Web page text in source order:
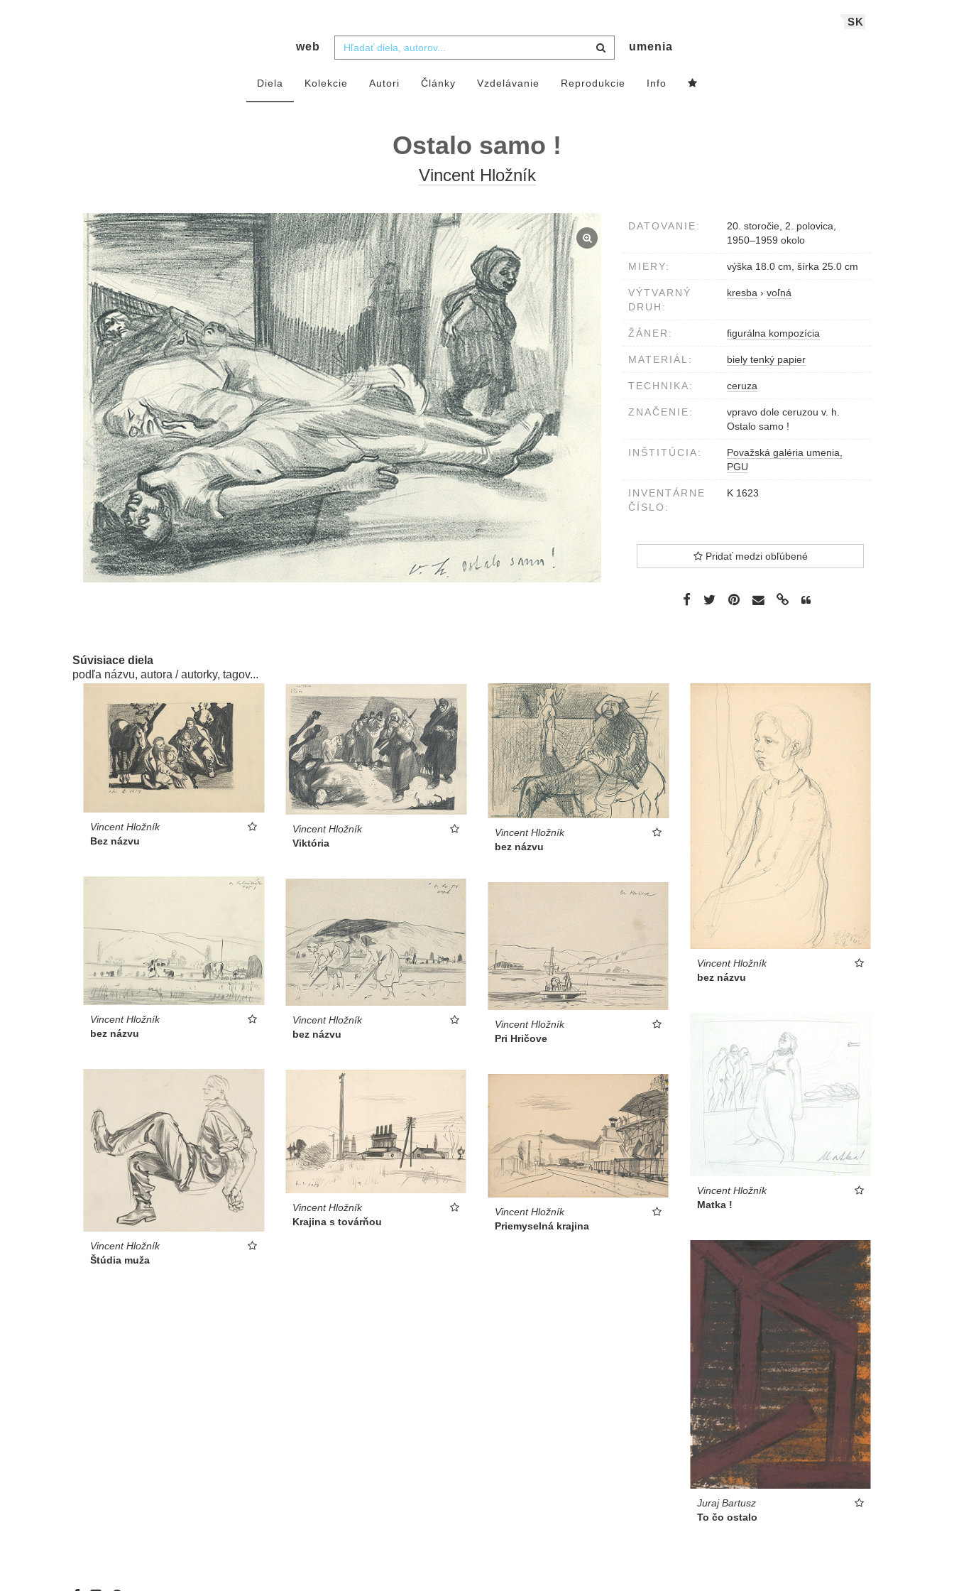
SK
web umenia
Diela Kolekcie Autori Články Vzdelávanie Reprodukcie Info
Ostalo samo !
Vincent Hložník
DATOVANIE:
20. storočie, 2. polovica,
1950–1959 okolo
MIERY: výška 18.0 cm, šírka 25.0 cm
VÝTVARNÝ
DRUH:
kresba › voľná
ŽÁNER: figurálna kompozícia
MATERIÁL: biely tenký papier
TECHNIKA: ceruza
ZNAČENIE:
vpravo dole ceruzou v. h.
Ostalo samo !
INŠTITÚCIA:
Považská galéria umenia,
PGU
INVENTÁRNE
ČÍSLO:
K 1623
Pridať medzi obľúbené
Súvisiace diela
podľa názvu, autora / autorky, tagov...
Vincent Hložník
Bez názvu
Vincent Hložník
Viktória
Vincent Hložník
bez názvu
Vincent Hložník
bez názvu
Vincent Hložník
bez názvu
Vincent Hložník
bez názvu
Vincent Hložník
Pri Hričove
Vincent Hložník
Matka !
Vincent Hložník
Štúdia muža
Vincent Hložník
Krajina s továrňou
Vincent Hložník
Priemyselná krajina
Juraj Bartusz
To čo ostalo